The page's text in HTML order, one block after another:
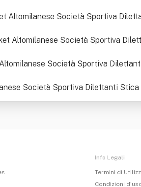
Altomilanese Società Sportiva
Altomilanese Società Sportiva
Società Sportiva
Società Sportiva Dilettanti Stica
Info Legali
Termini di
Condizioni